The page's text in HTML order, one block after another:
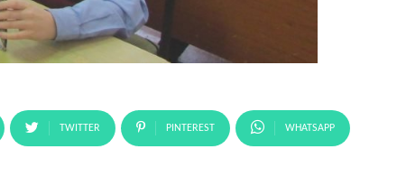
TWITTER PINTEREST WHATSAPP